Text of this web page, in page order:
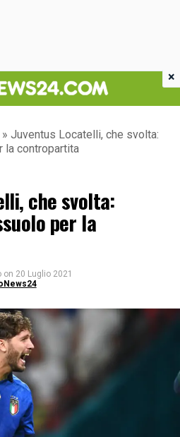
» Juventus Locatelli, che svolta:
la contropartita
che svolta:
per la
on 20 Luglio 2021
×